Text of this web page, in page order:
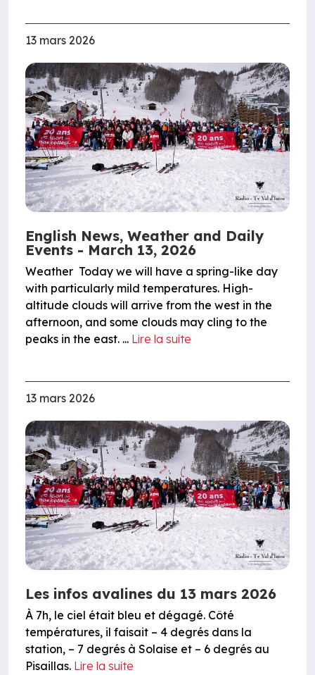
13 mars 2026
English News, Weather and Daily
Events - March 13, 2026
Weather Today we will have a spring-like day
with particularly mild temperatures. High-
altitude clouds will arrive from the west in the
afternoon, and some clouds may cling to the
peaks in the east. ... Lire la suite
13 mars 2026
Les infos avalines du 13 mars 2026
À 7h, le ciel était bleu et dégagé. Côté
températures, il faisait – 4 degrés dans la
station, – 7 degrés à Solaise et – 6 degrés au
Pisaillas. Lire la suite